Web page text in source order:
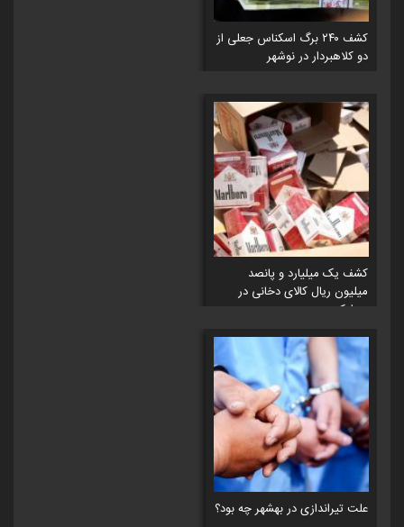
کشف ۲۴۰ برگ اسکناس جعلی از
دو کلاهبردار در نوشهر
کشف یک میلیارد و پانصد
میلیون ریال کالای دخانی در
سوادکوه
علت تیراندازی در بهشهر چه بود؟